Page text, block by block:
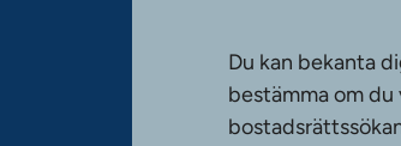
Du kan bekanta
bestämma om du